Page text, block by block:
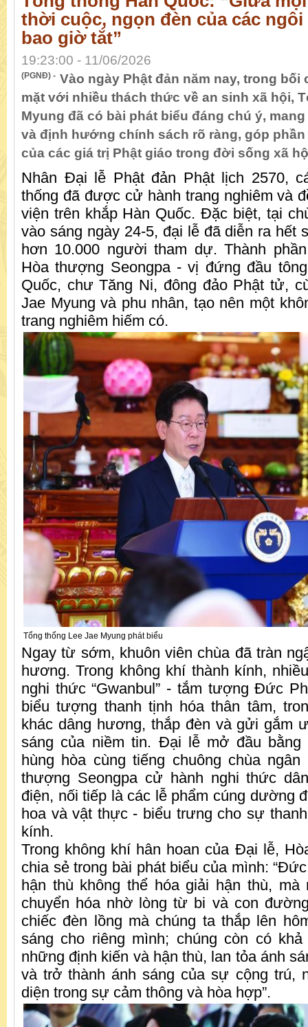
thời cuộc, ngọn đèn của các
bao giờ tắt”
19:23:00 - 11/06/2026
(PGNĐ) - Vào ngày Phật đản năm nay, trong bối
mặt với nhiều thách thức về an sinh xã hội,
Myung đã có bài phát biểu đáng chú ý,
và định hướng chính sách rõ ràng, góp
của các giá trị Phật giáo trong đời sống xã
Nhân Đại lễ Phật đản Phật lịch 2570,
thống đã được cử hành trang nghiêm và
viện trên khắp Hàn Quốc. Đặc biệt, tại
vào sáng ngày 24-5, đại lễ đã diễn ra hết
hơn 10.000 người tham dự. Thành
Hòa thượng Seongpa - vị đứng đầu
Quốc, chư Tăng Ni, đông đảo Phật tử,
Jae Myung và phu nhân, tạo nên một
trang nghiêm hiếm có.
Tổng thống Lee Jae Myung phát biểu
Ngay từ sớm, khuôn viên chùa đã tràn
hương. Trong không khí thành kính,
nghi thức “Gwanbul” - tắm tượng Đức
biểu tượng thanh tịnh hóa thân tâm,
khác dâng hương, thắp đèn và gửi gắm
sáng của niềm tin. Đại lễ mở đầu bằng
hùng hòa cùng tiếng chuông chùa
thượng Seongpa cử hành nghi thức
điện, nối tiếp là các lễ phẩm cúng dường
hoa và vật thực - biểu trưng cho sự
kính.
Trong không khí hân hoan của Đại lễ,
chia sẻ trong bài phát biểu của mình:
hận thù không thể hóa giải hận thù,
chuyển hóa nhờ lòng từ bi và con
chiếc đèn lồng mà chúng ta thắp lên
sáng cho riêng mình; chúng còn có
những định kiến và hận thù, lan tỏa ánh
và trở thành ánh sáng của sự cộng trú,
diện trong sự cảm thông và hòa hợp”.